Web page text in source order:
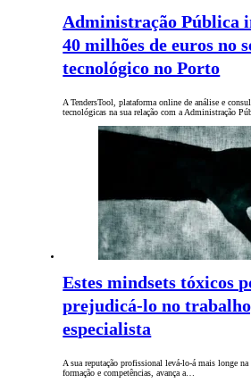
Administração Pública
40 milhões de euros no
tecnológico no Porto
A TendersTool, plataforma online de análise e
tecnológicas na sua relação com a Administração
Estes mindsets tóxicos
prejudicá-lo no
especialista
A sua reputação profissional levá-lo-á mais longe na
formação e competências, avança a…